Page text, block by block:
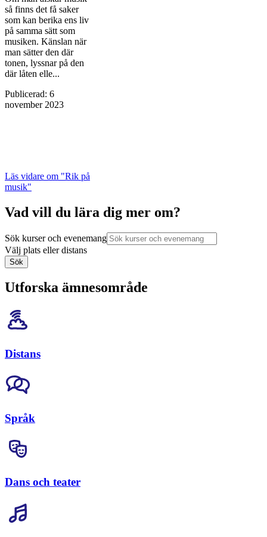
så finns det få saker
som kan berika ens liv
på samma sätt som
musiken. Känslan när
man sätter den där
tonen, ­lyssnar på den
där låten elle...
Publicerad: 6
november 2023
Läs vidare om "Rik på
musik"
Vad vill du lära dig mer om?
Sök kurser och evenemang
Välj plats eller distans
Sök
Utforska ämnesområde
Distans
Språk
Dans och teater